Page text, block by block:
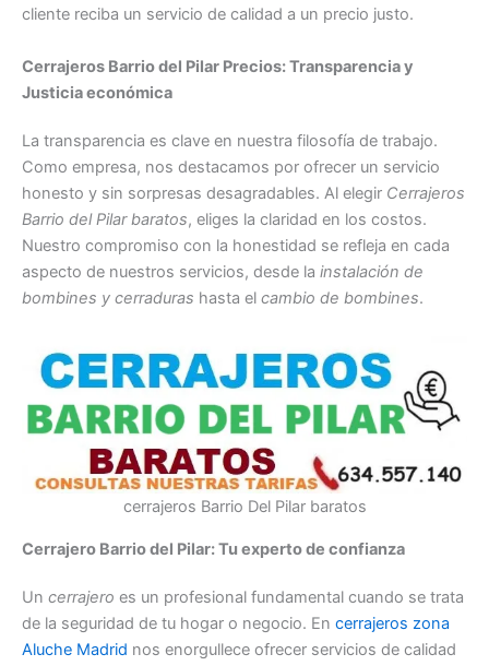
cliente reciba un servicio de calidad a un precio justo.
Cerrajeros Barrio del Pilar Precios: Transparencia y
Justicia económica
La transparencia es clave en nuestra filosofía de trabajo.
Como empresa, nos destacamos por ofrecer un servicio
honesto y sin sorpresas desagradables. Al elegir Cerrajeros
Barrio del Pilar baratos, eliges la claridad en los costos.
Nuestro compromiso con la honestidad se refleja en cada
aspecto de nuestros servicios, desde la instalación de
bombines y cerraduras hasta el cambio de bombines.
cerrajeros Barrio Del Pilar baratos
Cerrajero Barrio del Pilar: Tu experto de confianza
Un cerrajero es un profesional fundamental cuando se trata
de la seguridad de tu hogar o negocio. En cerrajeros zona
Aluche Madrid nos enorgullece ofrecer servicios de calidad